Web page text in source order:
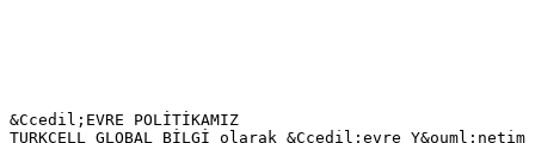
&Ccedil;EVRE POLİTİKAMIZ
TURKCELL GLOBAL BİLGİ olarak &Ccedil;evre Y&ouml;netim